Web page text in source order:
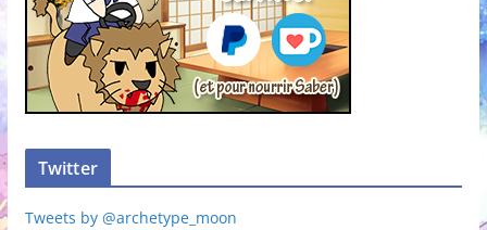
Twitter
Tweets by @archetype_moon